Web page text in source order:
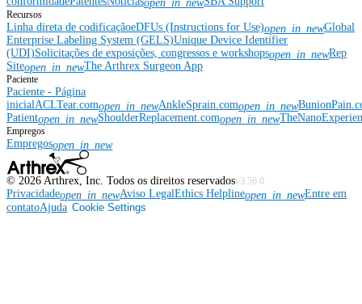
open_in_new
Recursos
Linha direta de codificaçãoeDFUs (Instructions for Use)open_in_newGlobal
Enterprise Labeling System (GELS)Unique Device Identifier
(UDI)Solicitações de exposições, congressos e workshopsopen_in_newRep
Siteopen_in_newThe Arthrex Surgeon App
Paciente
Paciente - Página
inicialACLTear.comopen_in_newAnkleSprain.comopen_in_new
Patientopen_in_newShoulderReplacement.comopen_in_new
Empregos
Empregosopen_in_new
© 2026 Arthrex, Inc. Todos os direitos reservadosv3.56.0
Privacidadeopen_in_newAviso LegalEthics Helplineopen_in_newEntre em
contatoAjuda Cookie Settings